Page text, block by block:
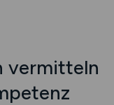
vermitteln